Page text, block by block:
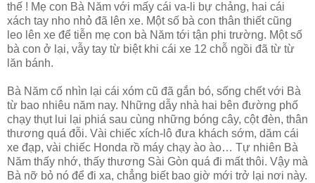
thế ! Mẹ con Bà Năm với mấy cái va-li bự chảng, hai cái
xách tay nho nhỏ đã lên xe. Một số bà con thân thiết cũng
leo lên xe để tiễn mẹ con bà Năm tới tận phi trường. Một số
bà con ở lại, vẫy tay từ biệt khi cái xe 12 chỗ ngồi đã từ từ
lăn bánh.
Bà Năm cố nhìn lại cái xóm cũ đã gắn bó, sống chết với Bà
từ bao nhiêu năm nay. Những dẫy nhà hai bên đường phố
chạy thụt lui lại phiá sau cùng những bóng cây, cột đèn, thân
thương quá đỗi. Vài chiếc xích-lô đưa khách sớm, dăm cái
xe đạp, vài chiếc Honda rồ máy chạy ào ào… Tự nhiên Bà
Năm thấy nhớ, thấy thương Sài Gòn quá đi mất thôi. Vậy mà
Bà nỡ bỏ nó để đi xa, chẳng biết bao giờ mới trở lại nơi này.